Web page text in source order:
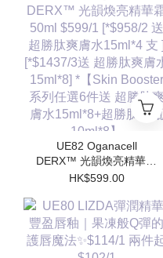
水15ml*8] *【Skin
Booster 系列任選6件送
超勝肽爽膚水15ml*8+超
勝肽安瓶10ml*8】
UE82 Oganacell
DERX™ 光韻煥亮精華霜
50ml $599/1 [*$958/2 送
[*$1437/3送 超勝肽爽膚
水15ml*8] *【Skin
Booster 系列任選6件送
超勝肽爽膚水15ml*8+超
HK$599.00